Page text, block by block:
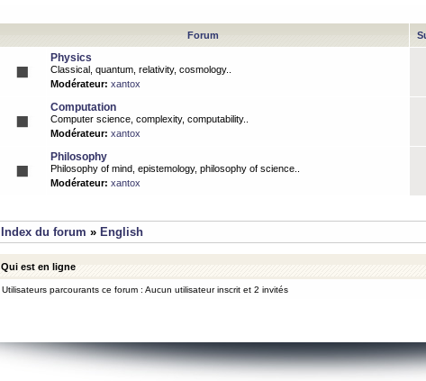
Forum
Physics
Classical, quantum, relativity, cosmology..
Modérateur: xantox
Computation
Computer science, complexity, computability..
Modérateur: xantox
Philosophy
Philosophy of mind, epistemology, philosophy of science..
Modérateur: xantox
Index du forum » English
Qui est en ligne
Utilisateurs parcourants ce forum : Aucun utilisateur inscrit et 2 invités